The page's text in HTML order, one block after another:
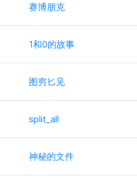
赛博朋克
1和0的故事
图穷匕见
split_all
神秘的文件